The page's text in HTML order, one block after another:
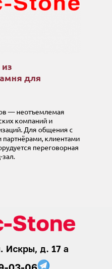
для
— неотъемлемая
компаний и
Для общения с
клиентами
переговорная
Искры, д. 17 а